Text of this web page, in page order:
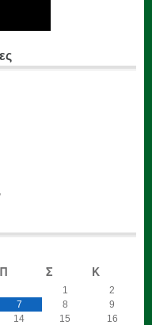
Π Σ Κ
1
2
7 8
9
14 15
16